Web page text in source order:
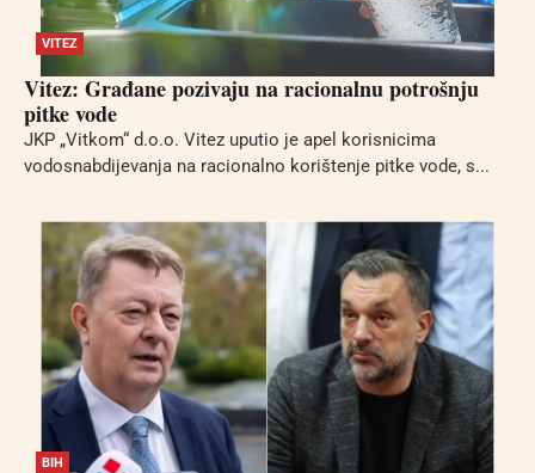
VITEZ
Vitez: Građane pozivaju na racionalnu potrošnju
pitke vode
JKP „Vitkom“ d.o.o. Vitez uputio je apel korisnicima
vodosnabdijevanja na racionalno korištenje pitke vode, s...
BIH